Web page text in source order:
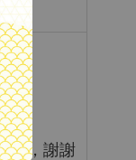
標，謝謝